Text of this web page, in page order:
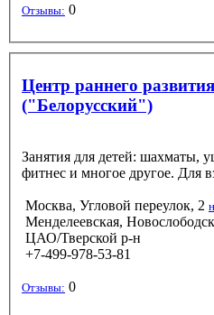
Отзывы: 0
Центр раннего
("Белорусский")
Занятия для детей: шахматы,
фитнес и многое другое. Для
Москва, Угловой переулок, 2
Менделеевская,
ЦАО/Тверской р-н
+7-499-978-53-81
Отзывы: 0